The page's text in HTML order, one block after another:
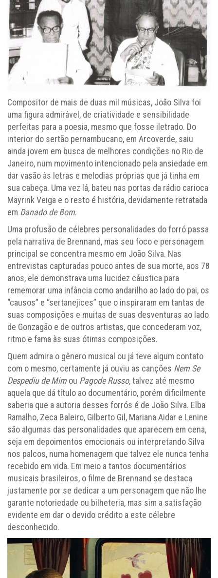
Compositor de mais de duas mil músicas, João Silva foi
uma figura admirável, de criatividade e sensibilidade
perfeitas para a poesia, mesmo que fosse iletrado. Do
interior do sertão pernambucano, em Arcoverde, saiu
ainda jovem em busca de melhores condições no Rio de
Janeiro, num movimento intencionado pela ansiedade em
dar vasão às letras e melodias próprias que já tinha em
sua cabeça. Uma vez lá, bateu nas portas da rádio carioca
Mayrink Veiga e o resto é história, devidamente retratada
em Danado de Bom.
Uma profusão de célebres personalidades do forró passa
pela narrativa de Brennand, mas seu foco e personagem
principal se concentra mesmo em João Silva. Nas
entrevistas capturadas pouco antes de sua morte, aos 78
anos, ele demonstrava uma lucidez cáustica para
rememorar uma infância como andarilho ao lado do pai, os
“causos” e “sertanejices” que o inspiraram em tantas de
suas composições e muitas de suas desventuras ao lado
de Gonzagão e de outros artistas, que concederam voz,
ritmo e fama às suas ótimas composições.
Quem admira o gênero musical ou já teve algum contato
com o mesmo, certamente já ouviu as canções Nem Se
Despediu de Mim ou Pagode Russo, talvez até mesmo
aquela que dá título ao documentário, porém dificilmente
saberia que a autoria desses forrós é de João Silva. Elba
Ramalho, Zeca Baleiro, Gilberto Gil, Mariana Aidar e Lenine
são algumas das personalidades que aparecem em cena,
seja em depoimentos emocionais ou interpretando Silva
nos palcos, numa homenagem que talvez ele nunca tenha
recebido em vida. Em meio a tantos documentários
musicais brasileiros, o filme de Brennand se destaca
justamente por se dedicar a um personagem que não lhe
garante notoriedade ou bilheteria, mas sim a satisfação
evidente em dar o devido crédito a este célebre
desconhecido.